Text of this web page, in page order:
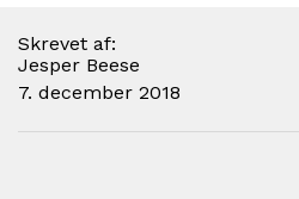
Skrevet af:
Jesper Beese
7. december 2018